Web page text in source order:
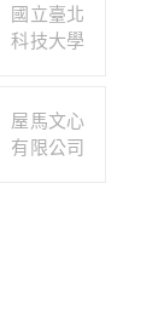
國立臺北
科技大學
屋馬文心
有限公司